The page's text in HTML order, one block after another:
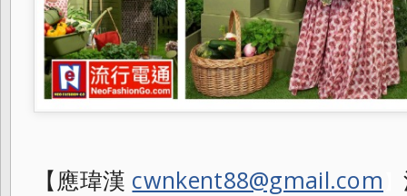
【應瑋漢 cwnkent88@gmail.com 】